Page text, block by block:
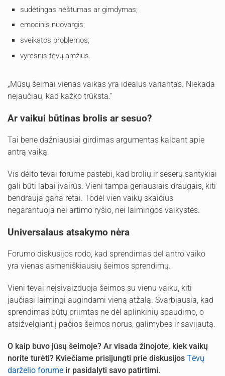
sudėtingas nėštumas ar gimdymas;
emocinis nuovargis;
sveikatos problemos;
vyresnis tėvų amžius.
„Mūsų šeimai vienas vaikas yra idealus variantas. Niekada
nejaučiau, kad kažko trūksta.“
Ar vaikui būtinas brolis ar sesuo?
Tai bene dažniausiai girdimas argumentas kalbant apie
antrą vaiką.
Vis dėlto tėvai forume pastebi, kad brolių ir seserų santykiai
gali būti labai įvairūs. Vieni tampa geriausiais draugais, kiti
bendrauja gana retai. Todėl vien vaikų skaičius
negarantuoja nei artimo ryšio, nei laimingos vaikystės.
Universalaus atsakymo nėra
Forumo diskusijos rodo, kad sprendimas dėl antro vaiko
yra vienas asmeniškiausių šeimos sprendimų.
Vieni tėvai neįsivaizduoja šeimos su vienu vaiku, kiti
jaučiasi laimingi augindami vieną atžalą. Svarbiausia, kad
sprendimas būtų priimtas ne dėl aplinkinių spaudimo, o
atsižvelgiant į pačios šeimos norus, galimybes ir savijautą.
O kaip buvo jūsų šeimoje? Ar visada žinojote, kiek vaikų
norite turėti? Kviečiame prisijungti prie diskusijos Tėvų
darželio forume ir pasidalyti savo patirtimi.